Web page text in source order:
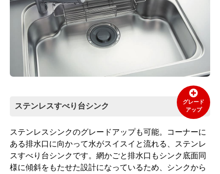
ステンレスすべり台シンク
グレード
アップ
ステンレスシンクのグレードアップも可能。コーナーに
ある排水口に向かって水がスイスイと流れる、ステンレ
スすべり台シンクです。網かごと排水口もシンク底面同
様に傾斜をもたせた設計になっているため、シンクから